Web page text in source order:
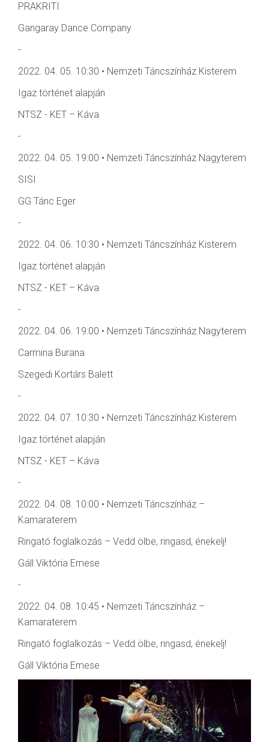
PRAKRITI
Gangaray Dance Company
-
2022. 04. 05. 10:30 • Nemzeti Táncszínház Kisterem
Igaz történet alapján
NTSZ - KET – Káva
-
2022. 04. 05. 19:00 • Nemzeti Táncszínház Nagyterem
SISI
GG Tánc Eger
-
2022. 04. 06. 10:30 • Nemzeti Táncszínház Kisterem
Igaz történet alapján
NTSZ - KET – Káva
-
2022. 04. 06. 19:00 • Nemzeti Táncszínház Nagyterem
Carmina Burana
Szegedi Kortárs Balett
-
2022. 04. 07. 10:30 • Nemzeti Táncszínház Kisterem
Igaz történet alapján
NTSZ - KET – Káva
-
2022. 04. 08. 10:00 • Nemzeti Táncszínház –
Kamaraterem
Ringató foglalkozás – Vedd ölbe, ringasd, énekelj!
Gáll Viktória Emese
-
2022. 04. 08. 10:45 • Nemzeti Táncszínház –
Kamaraterem
Ringató foglalkozás – Vedd ölbe, ringasd, énekelj!
Gáll Viktória Emese